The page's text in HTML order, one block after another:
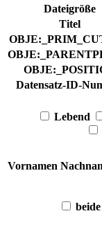
Dateigröße
Titel
Datensatz-ID-
Lebend
Vornamen